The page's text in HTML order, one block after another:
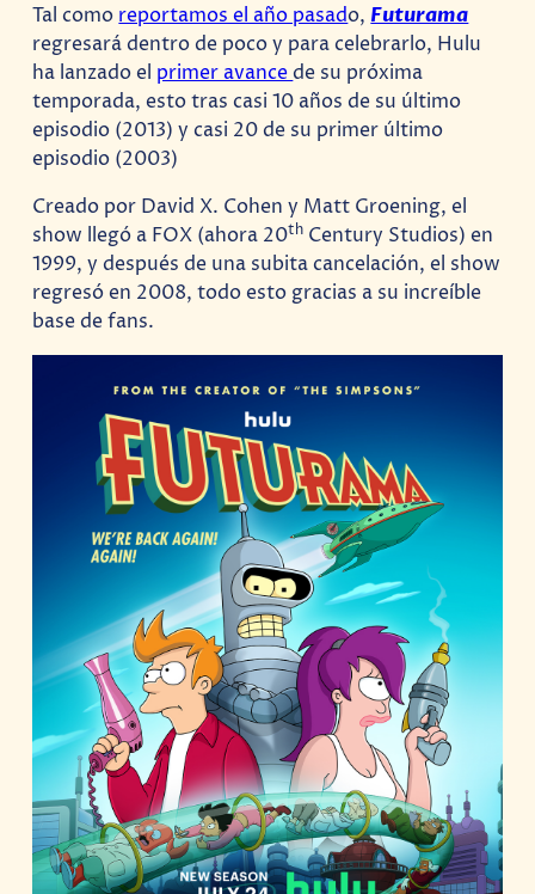
Tal como reportamos el año pasado, Futurama
regresará dentro de poco y para celebrarlo, Hulu
ha lanzado el primer avancede su próxima
temporada, esto tras casi 10 años de su último
episodio (2013) y casi 20 de su primer último
episodio (2003)
Creado por David X. Cohen y Matt Groening, el
show llegó a FOX (ahora 20th Century Studios) en
1999, y después de una subita cancelación, el show
regresó en 2008, todo esto gracias a su increíble
base de fans.